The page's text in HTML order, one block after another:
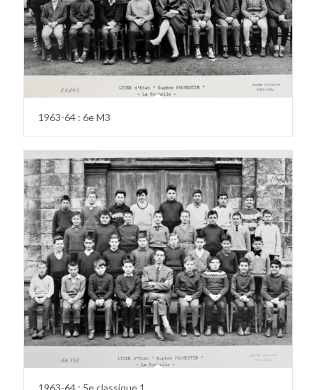
1963-64 : 6e M3
1963-64 : 5e classique 1